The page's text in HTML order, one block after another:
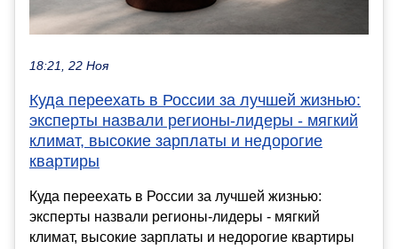
18:21, 22 Ноя
Куда переехать в России за лучшей жизнью:
эксперты назвали регионы-лидеры - мягкий
климат, высокие зарплаты и недорогие
квартиры
Куда переехать в России за лучшей жизнью:
эксперты назвали регионы-лидеры - мягкий
климат, высокие зарплаты и недорогие квартиры